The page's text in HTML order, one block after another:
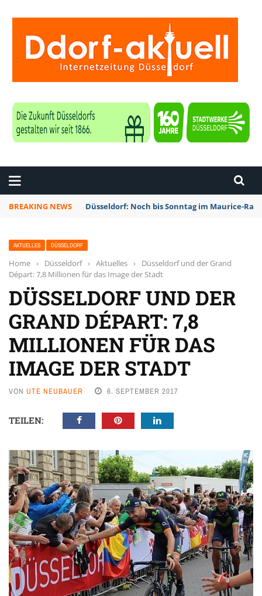
BREAKING NEWS Düsseldorf: Noch bis Sonntag im Maurice-
AKTUELLES DÜSSELDORF
Home › Düsseldorf › Aktuelles ›
Düsseldorf und der Grand
Départ: 7,8 Millionen für das Image der Stadt
DÜSSELDORF UND DER
GRAND DÉPART: 7,8
MILLIONEN FÜR DAS
IMAGE DER STADT
VON UTE NEUBAUER 6. SEPTEMBER 2017
TEILEN: